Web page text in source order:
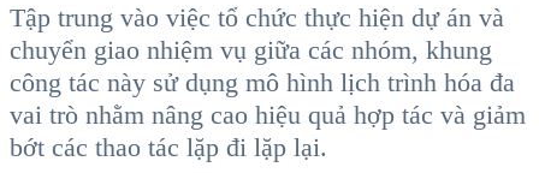
Tập trung vào việc tổ chức thực hiện dự án và
chuyển giao nhiệm vụ giữa các nhóm, khung
công tác này sử dụng mô hình lịch trình hóa đa
vai trò nhằm nâng cao hiệu quả hợp tác và giảm
bớt các thao tác lặp đi lặp lại.